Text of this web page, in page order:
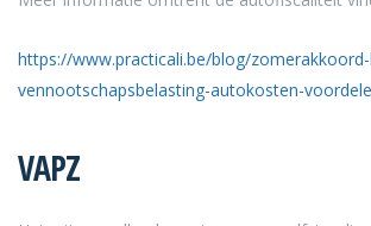
https://www.practicali.be/blog/
vennootschapsbelasting-autokosten-
VAPZ